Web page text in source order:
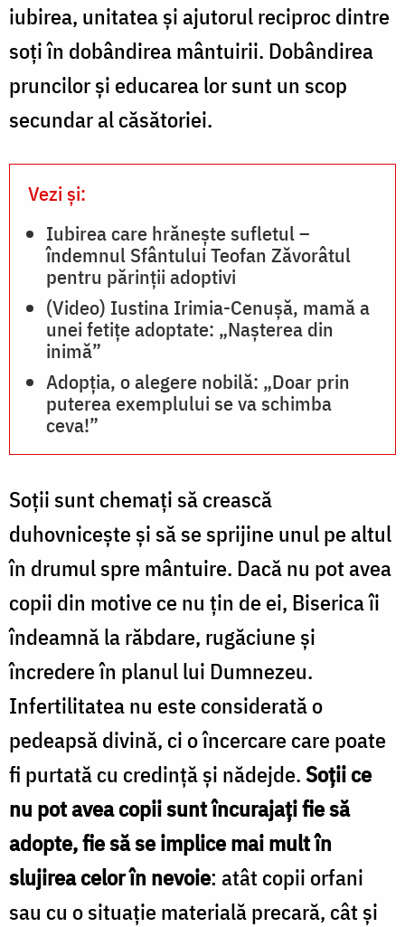
iubirea, unitatea și ajutorul reciproc dintre
soți în dobândirea mântuirii. Dobândirea
pruncilor și educarea lor sunt un scop
secundar al căsătoriei.
Vezi și:
Iubirea care hrănește sufletul –
îndemnul Sfântului Teofan Zăvorâtul
pentru părinții adoptivi
(Video) Iustina Irimia-Cenușă, mamă a
unei fetițe adoptate: „Nașterea din
inimă”
Adopția, o alegere nobilă: „Doar prin
puterea exemplului se va schimba
ceva!”
Soții sunt chemați să crească
duhovnicește și să se sprijine unul pe altul
în drumul spre mântuire. Dacă nu pot avea
copii din motive ce nu țin de ei, Biserica îi
îndeamnă la răbdare, rugăciune și
încredere în planul lui Dumnezeu.
Infertilitatea nu este considerată o
pedeapsă divină, ci o încercare care poate
fi purtată cu credință și nădejde.Soții ce
nu pot avea copii sunt încurajați fie să
adopte, fie să se implice mai mult în
slujirea celor în nevoie: atât copii orfani
sau cu o situație materială precară, cât și